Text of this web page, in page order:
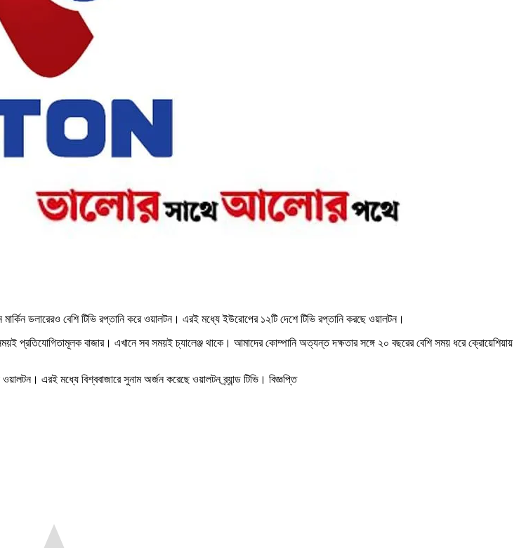
ডলারেরও বেশি টিভি রপ্তানি করে ওয়ালটন। এরই মধ্যে ইউরোপের ১২টি দেশে টিভি রপ্তানি করছে ওয়ালটন।
প্রতিযোগিতামূলক বাজার। এখানে সব সময়ই চ্যালেঞ্জ থাকে। আমাদের কোম্পানি অত্যন্ত দক্ষতার সঙ্গে ২০ বছরের বেশি সময় ধরে ক্রোয়েশিয়ায়
ওয়ালটন। এরই মধ্যে বিশ্ববাজারে সুনাম অর্জন করেছে ওয়ালটন ব্র্যান্ড টিভি। বিজ্ঞপ্তি